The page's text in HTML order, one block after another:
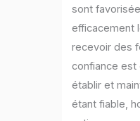
sont
efficacement
recevoir des
confiance est
établir et
étant fiable,